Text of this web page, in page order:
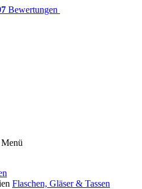
Bewertungen
Menü
Flaschen, Gläser & Tassen